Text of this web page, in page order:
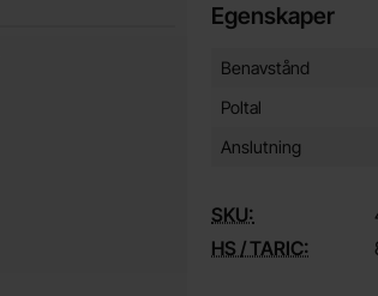
Egenskaper
Egenskaper/attribut
Attribut
Benavstånd
Poltal
Anslutning
SKU:
HS / TARIC: